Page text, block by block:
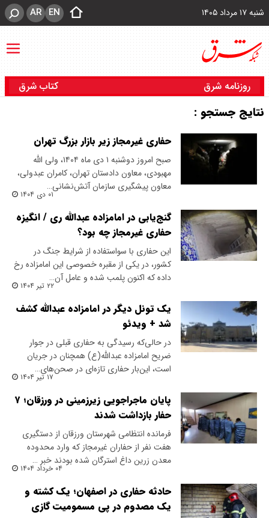
شنبه ۱۷ مرداد ۱۴۰۵ EN
AR
روزنامه شرق کتاب شرق
نتایج جستجو :
حفاری غیرمجاز زیر بازار بزرگ تهران
صبح امروز دوشنبه ۱ دی ماه ۱۴۰۴، ولی الله
مهبودی، معاون دادستان تهران، کامران عبدولی،
معاون پیشگیری سازمان آتش‌نشانی…
۰۱ دی ۱۴۰۴
گنج‌یابی در امامزاده عبدالله ری / انگیزه
حفاری غیرمجاز چه بود؟
این حفاری با سواستفاده از شرایط جنگ در
کشور، در یکی از مقبره خصوصی این امامزاده رخ
داده که اکنون پلمب شده و عامل آن…
۲۲ تیر ۱۴۰۴
یک تونل دیگر در امامزاده عبدالله کشف
شد + ویدئو
در حالی‌که رسیدگی به حفاری قبلی در جوار
ضریح امامزاده عبدالله(ع) همچنان در جریان
است، این‌بار حفاری تازه‌ای در صحن‌های…
۱۷ تیر ۱۴۰۴
پایان ماجراجویی زیرزمینی در ورزقان؛ ۷
حفار بازداشت شدند
فرمانده انتظامی شهرستان ورزقان از دستگیری
هفت نفر از حفاران غیرمجاز که وارد محدوده
معدن زرین داغ استرگان شده بودند خبر …
۰۴ خرداد ۱۴۰۴
حادثه حفاری در اصفهان؛ یک کشته و
یک مصدوم در پی مسمومیت گازی